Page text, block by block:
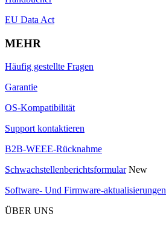
EU Data Act
MEHR
Häufig gestellte Fragen
Garantie
OS-Kompatibilität
Support kontaktieren
B2B-WEEE-Rücknahme
Schwachstellenberichtsformular New
Software- Und Firmware-aktualisierungen
ÜBER UNS